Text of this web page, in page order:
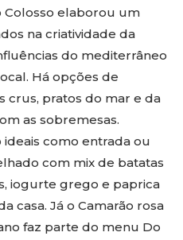
elaborou um
na criatividade da
do mediterrâneo
Há opções de
crus, pratos do mar e da
as sobremesas.
ideais como entrada ou
com mix de batatas
iogurte grego e paprica
casa. Já o Camarão rosa
faz parte do menu Do